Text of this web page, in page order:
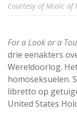
Courtesy of Music of
For a Look or a
drie eenakters
Wereldoorlog.
homoseksuelen.
libretto op
United States